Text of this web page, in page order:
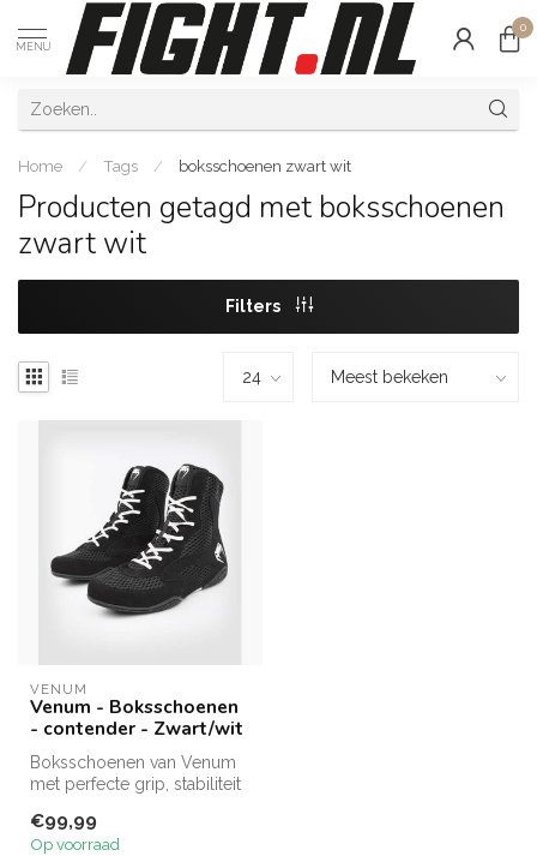
MENU
0
Home / Tags / boksschoenen zwart wit
Producten getagd met boksschoenen
zwart wit
Filters
VENUM
Venum - Boksschoenen
- contender - Zwart/wit
Boksschoenen van Venum
met perfecte grip, stabiliteit
€99,99
Op voorraad